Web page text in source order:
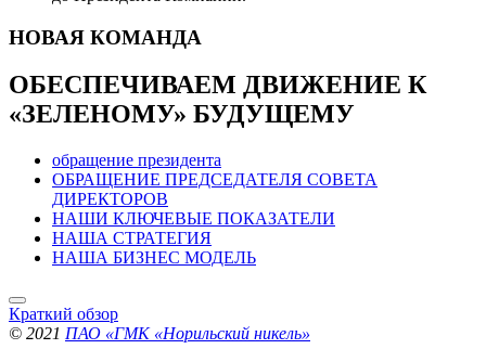
НОВАЯ КОМАНДА
ОБЕСПЕЧИВАЕМ ДВИЖЕНИЕ К
«ЗЕЛЕНОМУ» БУДУЩЕМУ
обращение президента
ОБРАЩЕНИЕ ПРЕДСЕДАТЕЛЯ СОВЕТА
ДИРЕКТОРОВ
НАШИ КЛЮЧЕВЫЕ ПОКАЗАТЕЛИ
НАША СТРАТЕГИЯ
НАША БИЗНЕС МОДЕЛЬ
Краткий обзор
© 2021 ПАО «ГМК «Норильский никель»